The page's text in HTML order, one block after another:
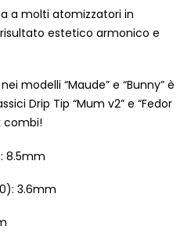
a molti atomizzatori in
estetico armonico e
modelli “Maude” e “Bunny” è
Drip Tip “Mum v2” e “Fedor
combi!
8.5mm
3.6mm